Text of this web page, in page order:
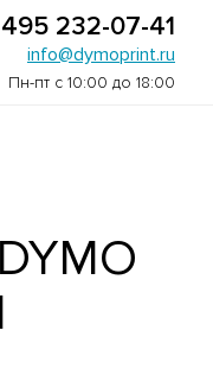
232-07-41
info@dymoprint.ru
Пн-пт с 10:00 до 18:00